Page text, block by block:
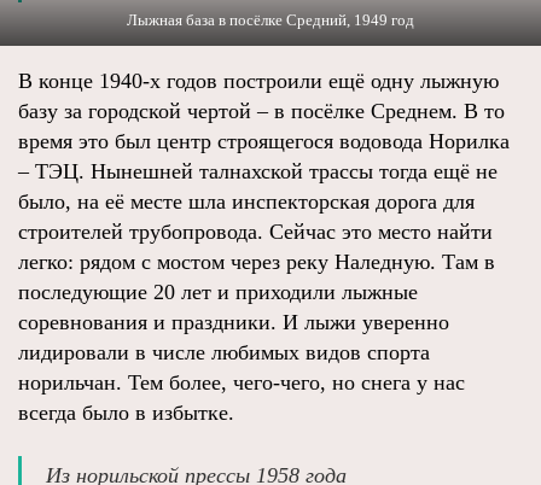
Лыжная база в посёлке Средний, 1949 год
В конце 1940-х годов построили ещё одну лыжную
базу за городской чертой – в посёлке Среднем. В то
время это был центр строящегося водовода Норилка
– ТЭЦ. Нынешней талнахской трассы тогда ещё не
было, на её месте шла инспекторская дорога для
строителей трубопровода. Сейчас это место найти
легко: рядом с мостом через реку Наледную. Там в
последующие 20 лет и приходили лыжные
соревнования и праздники. И лыжи уверенно
лидировали в числе любимых видов спорта
норильчан. Тем более, чего-чего, но снега у нас
всегда было в избытке.
Из норильской прессы 1958 года